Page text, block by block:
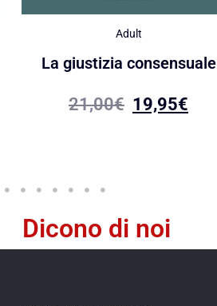
Adult
La giustizia consensuale
21,00€ 19,95€
Dicono di noi